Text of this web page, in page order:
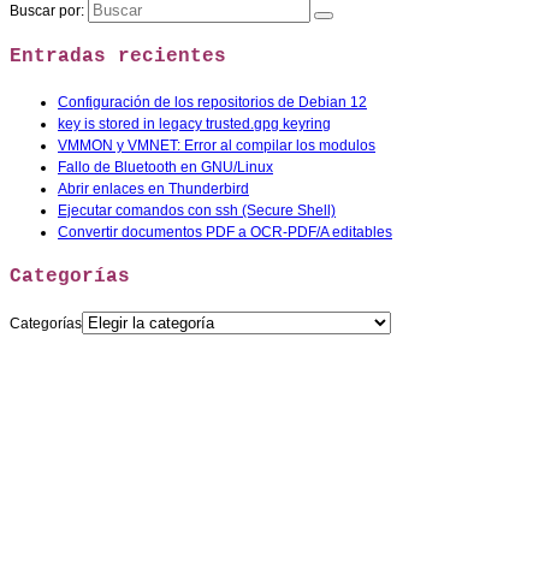
Buscar por:
Entradas recientes
Configuración de los repositorios de Debian 12
key is stored in legacy trusted.gpg keyring
VMMON y VMNET: Error al compilar los modulos
Fallo de Bluetooth en GNU/Linux
Abrir enlaces en Thunderbird
Ejecutar comandos con ssh (Secure Shell)
Convertir documentos PDF a OCR-PDF/A editables
Categorías
Categorías